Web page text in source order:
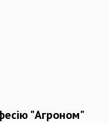
"Агроном"